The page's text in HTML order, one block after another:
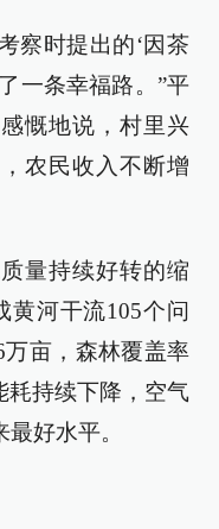
察时提出的‘因茶
一条幸福路。”平
慨地说，村里兴
农民收入不断增
量持续好转的缩
黄河干流105个问
亩，森林覆盖率
耗持续下降，空气
好水平。